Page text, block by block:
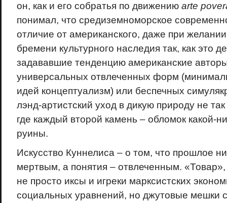
он, как и его собратья по движению arte
понимал, что средиземноморское
отличие от американского, даже при
бремени культурного наследия так, как это
задававшие тенденцию американские
универсальных отвлеченных форм
идей концептуализм) или беспечных
лэнд-артистский уход в дикую природу не
где каждый второй камень – обломок какой-
руины.
Искусство Куннелиса – о том, что прошлое
мертвым, а понятия – отвлеченным. «Товар»,
не просто иксы и игреки марксистских
социальных уравнений, но джутовые мешки